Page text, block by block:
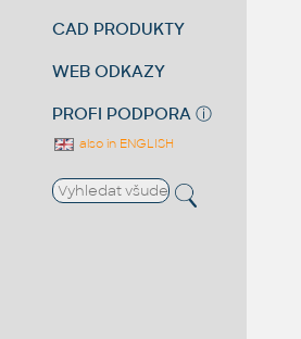
CAD PRODUKTY
WEB ODKAZY
PROFI PODPORA ⓘ
also in ENGLISH